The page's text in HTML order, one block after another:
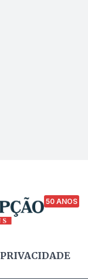
50 ANOS
PRIVACIDADE